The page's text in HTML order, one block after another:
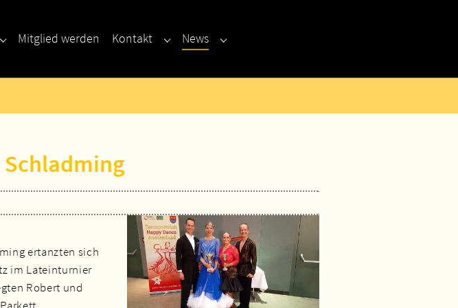
Submenu for "Turniertanz"
Mitglied werden Kontakt Submenu for "Kontakt"
News Submenu for "News"
Schladming
ertanzten sich
im Lateinturnier
Robert und